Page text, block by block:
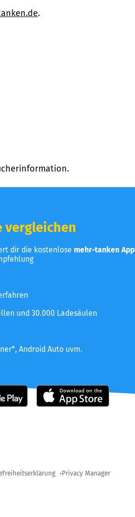
.
vergleichen
dir die kostenlose mehr-tanken App
und 30.000 Ladesäulen
Android Auto uvm.
Privacy Manager